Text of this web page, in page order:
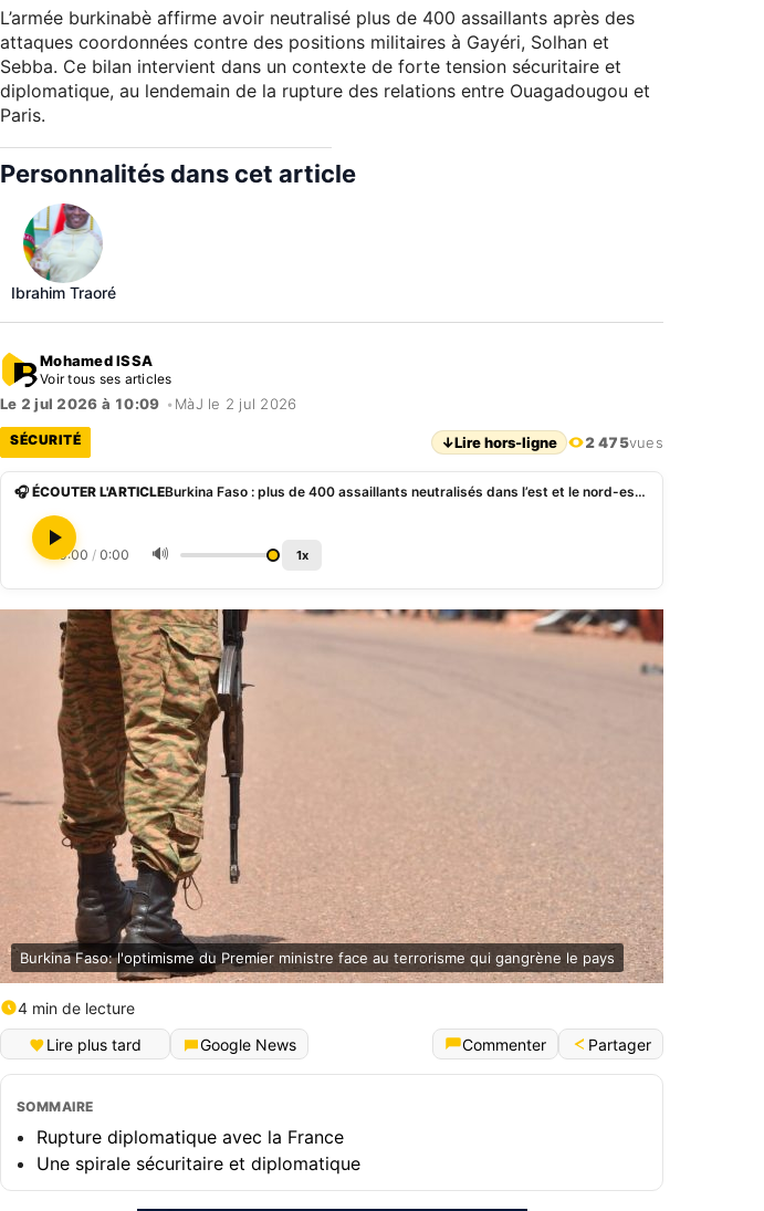
L’armée burkinabè affirme avoir neutralisé plus de 400 assaillants après des
attaques coordonnées contre des positions militaires à Gayéri, Solhan et
Sebba. Ce bilan intervient dans un contexte de forte tension sécuritaire et
diplomatique, au lendemain de la rupture des relations entre Ouagadougou et
Paris.
Personnalités dans cet article
Ibrahim Traoré
Mohamed ISSA
Voir tous ses articles
Le 2 jul 2026 à 10:09 • MàJ le 2 jul 2026
SÉCURITÉ ↓Lire hors-ligne 2 475vues
🎧 ÉCOUTER L'ARTICLE Burkina Faso : plus de 400 assaillants neutralisés dans l’est et le nord-est, selon l’armée
0:00 / 0:00 🔊 1x
Burkina Faso: l'optimisme du Premier ministre face au terrorisme qui gangrène le pays
4 min de lecture
Lire plus tard Google News Commenter Partager
SOMMAIRE
Rupture diplomatique avec la France
Une spirale sécuritaire et diplomatique